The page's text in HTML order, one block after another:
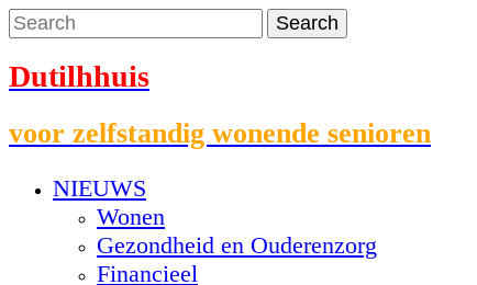
Dutilhhuis
voor zelfstandig wonende senioren
NIEUWS
Wonen
Gezondheid en Ouderenzorg
Financieel